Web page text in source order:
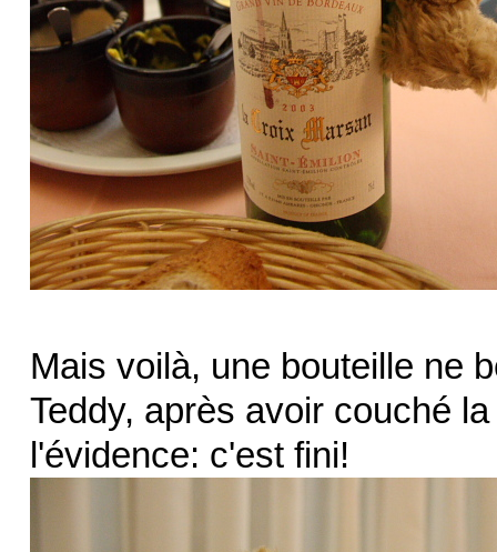
Mais voilà, une bouteille ne
Teddy, après avoir couché
l'évidence: c'est fini!